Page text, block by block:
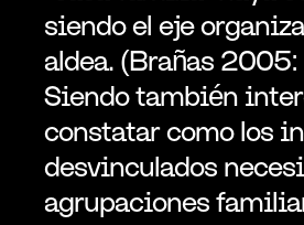
siendo el eje
aldea. (Brañas
Siendo también
constatar como los
desvinculados
agrupaciones